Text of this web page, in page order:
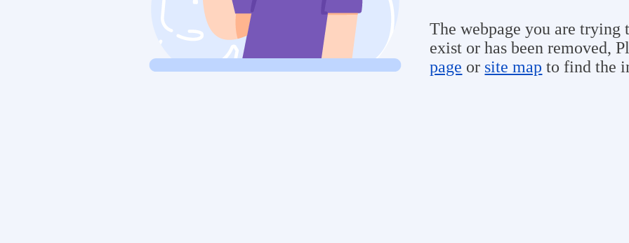
The webpage you are trying
exist or has been removed,
page or site map to find the